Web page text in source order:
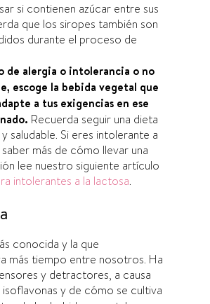
si contienen azúcar entre sus
que los siropes también son
durante el proceso de
de alergia o intolerancia o no
escoge la bebida vegetal que
a tus exigencias en ese
Recuerda seguir una dieta
saludable. Si eres intolerante a
más de cómo llevar una
lee nuestro siguiente artí­culo
intolerantes a la lactosa.
conocida y la que
más tiempo entre nosotros. Ha
y detractores, a causa
y de cómo se cultiva